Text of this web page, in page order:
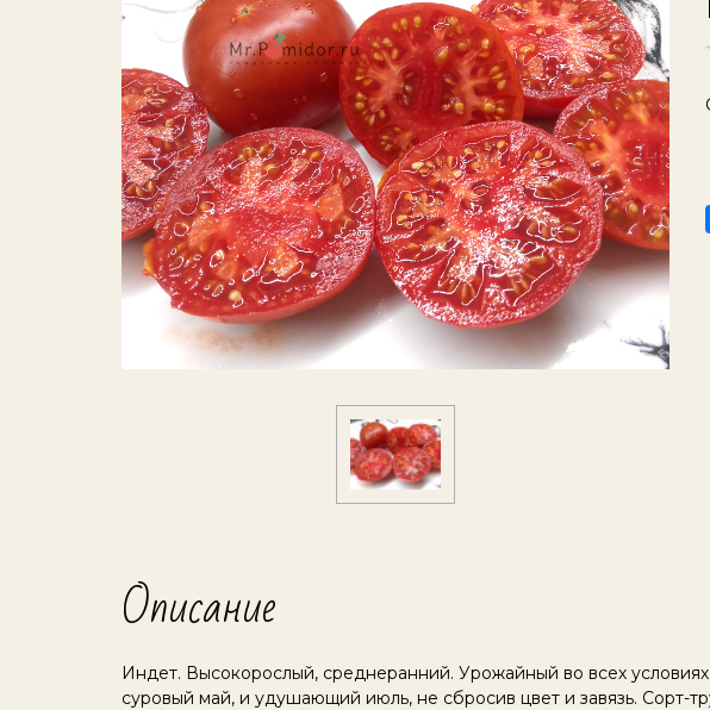
Описание
Индет. Высокорослый, среднеранний. Урожайный во всех
суровый май, и удушающий июль, не сбросив цвет и завязь. Сорт-